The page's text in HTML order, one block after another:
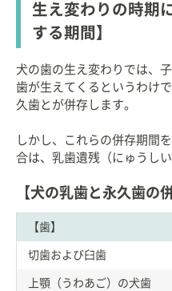
生え変わりの時期
する期間】
犬の歯の生え変わりでは、
歯が生えてくるというわけ
久歯とが併存します。
しかし、これらの併存期間
合は、乳歯遺残（にゅうし
【犬の乳歯と永久歯の
【歯】
切歯および臼歯
上顎（うわあご）の犬歯